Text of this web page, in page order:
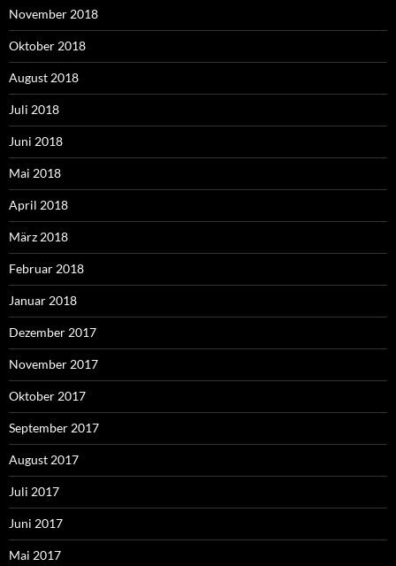
November 2018
Oktober 2018
August 2018
Juli 2018
Juni 2018
Mai 2018
April 2018
März 2018
Februar 2018
Januar 2018
Dezember 2017
November 2017
Oktober 2017
September 2017
August 2017
Juli 2017
Juni 2017
Mai 2017